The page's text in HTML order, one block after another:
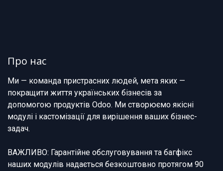
Про нас
Ми — команда пристрасних людей, мета яких —
покращити життя українських бізнесів за
допомогою продуктів Odoo. Ми створюємо якісні
модулі і кастомізації для вирішення ваших бізнес-
задач.
ВАЖЛИВО: Гарантійне обслуговування та багфікс
наших модулів надається безкоштовно протягом 90